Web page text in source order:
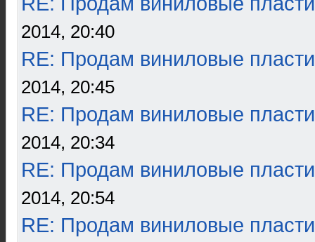
2014, 20:40
RE: Продам виниловые
2014, 20:45
RE: Продам виниловые
2014, 20:34
RE: Продам виниловые
2014, 20:54
RE: Продам виниловые